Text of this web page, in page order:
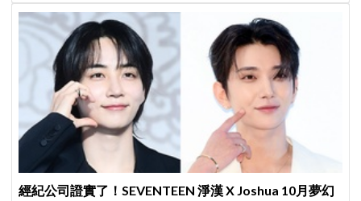
經紀公司證實了！SEVENTEEN 淨漢 X Joshua 10月夢幻